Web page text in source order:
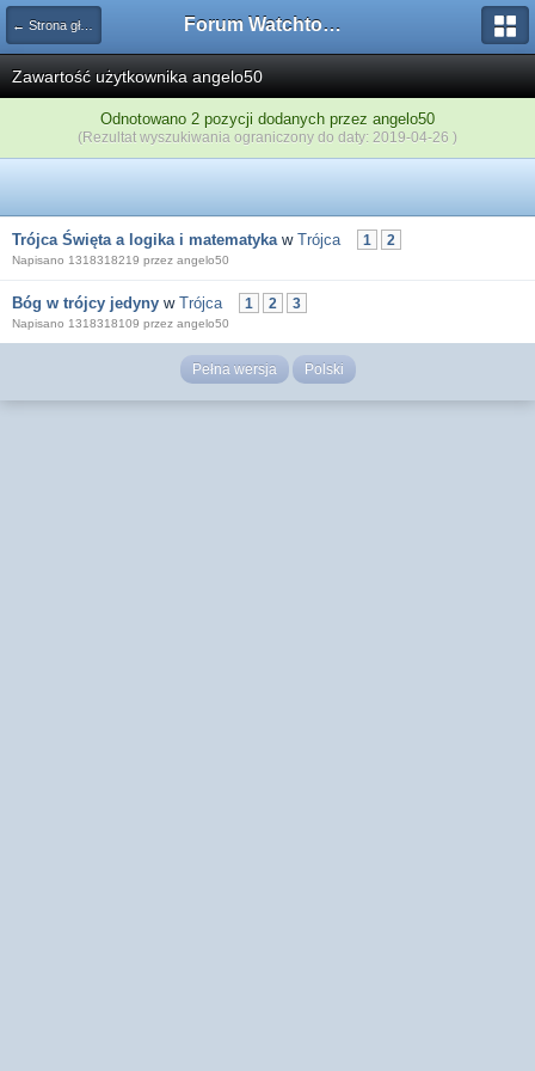
← Strona główna Forum Watchtower
Zawartość użytkownika angelo50
Odnotowano 2 pozycji dodanych przez angelo50
(Rezultat wyszukiwania ograniczony do daty: 2019-04-26 )
Trójca Święta a logika i matematykaw Trójca 1 2
Napisano 1318318219 przez angelo50
Bóg w trójcy jedyny w Trójca 1 2 3
Napisano 1318318109 przez angelo50
Pełna wersja Polski